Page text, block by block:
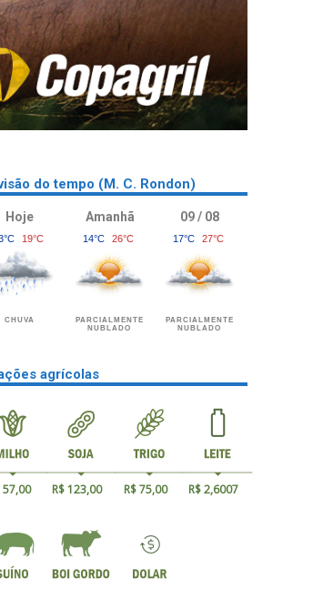
do tempo (M. C. Rondon)
Hoje
19°C
CHUVA
Amanhã
14°C 26°C
PARCIALMENTE
NUBLADO
09 / 08
17°C 27°C
PARCIALMENTE
NUBLADO
agrícolas
57,00 R$ 123,00 R$ 75,00 R$ 2,6007